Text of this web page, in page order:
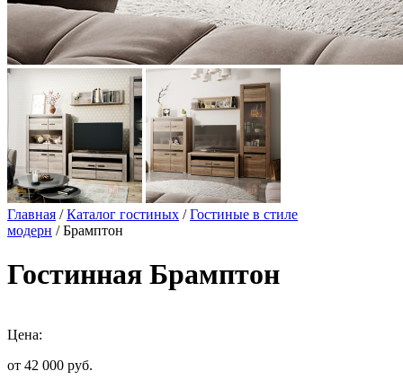
Главная /Каталог гостиных /Гостиные в стиле
модерн / Брамптон
Гостинная Брамптон
Цена:
от 42 000 руб.